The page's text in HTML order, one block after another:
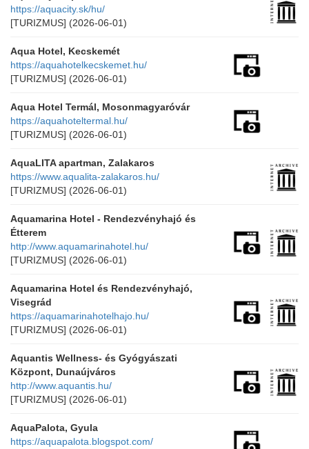
https://aquacity.sk/hu/
[TURIZMUS] (2026-06-01)
Aqua Hotel, Kecskemét
https://aquahotelkecskemet.hu/
[TURIZMUS] (2026-06-01)
Aqua Hotel Termál, Mosonmagyaróvár
https://aquahoteltermal.hu/
[TURIZMUS] (2026-06-01)
AquaLITA apartman, Zalakaros
https://www.aqualita-zalakaros.hu/
[TURIZMUS] (2026-06-01)
Aquamarina Hotel - Rendezvényhajó és
Étterem
http://www.aquamarinahotel.hu/
[TURIZMUS] (2026-06-01)
Aquamarina Hotel és Rendezvényhajó,
Visegrád
https://aquamarinahotelhajo.hu/
[TURIZMUS] (2026-06-01)
Aquantis Wellness- és Gyógyászati
Központ, Dunaújváros
http://www.aquantis.hu/
[TURIZMUS] (2026-06-01)
AquaPalota, Gyula
https://aquapalota.blogspot.com/